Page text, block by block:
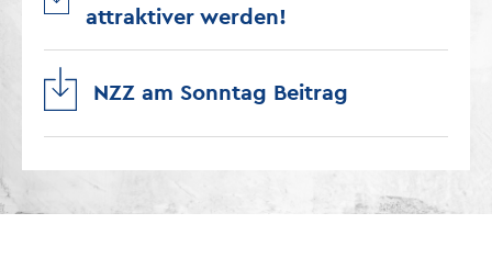
attraktiver werden!
NZZ am Sonntag Beitrag